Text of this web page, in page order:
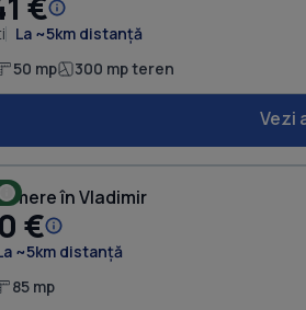
La ~5km distanță
50 mp 300 mp teren
Vezi
în Vladimir
€
~5km distanță
85 mp